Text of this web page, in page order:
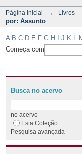
Página Inicial → Livros
por: Assunto
A B C D E F G H J K
Começa com
Busca no acervo
no acervo
Esta Coleção
Pesquisa avançada